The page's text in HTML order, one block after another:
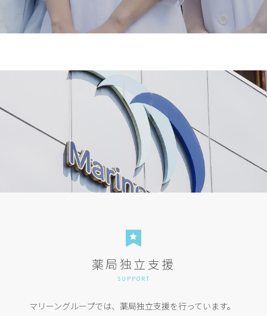
薬局独立支援
SUPPORT
マリーングループでは、薬局独立支援を行っています。